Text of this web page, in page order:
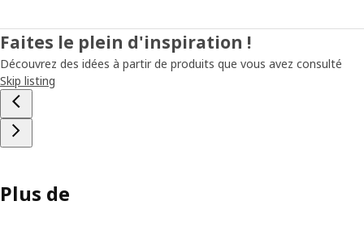
Faites le plein d'inspiration !
Découvrez des idées à partir de produits que vous avez consulté
Skip listing
Plus de